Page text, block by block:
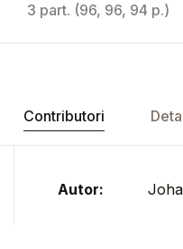
3 part. (96, 96, 94 p.)
Contributori
Autor: